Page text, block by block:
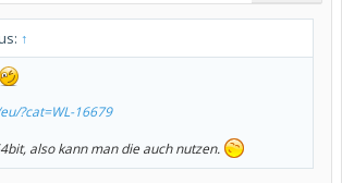
↑
?cat=WL-16679
also kann man die auch nutzen.